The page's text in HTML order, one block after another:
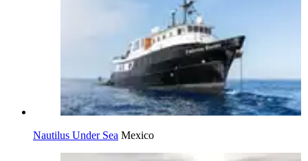
Nautilus Under Sea Mexico